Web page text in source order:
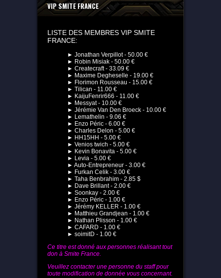
VIP SMITE FRANCE
LISTE DES MEMBRES VIP SMITE
FRANCE:
► Jonathan Verpillot - 50.00 €
► Robin Misiak - 50.00 €
► Createcraft - 33.09 €
► Maxime Degheselle - 19.00 €
► Florimon Rousseau - 15.00 €
► Tilican - 11.00 €
► KaijuFenrir666 - 11.00 €
► Messyat - 10.00 €
► Jérémie Van Den Broeck - 10.00 €
► Lemathelin - 9.06 €
► Enzo Péric - 6.00 €
► Charles Delon - 5.00 €
► HH15HH - 5.00 €
► Venios twich - 5.00 €
► Kevin Bonavita - 5.00 €
► Levia - 5.00 €
► Auto-Entrepreneur - 3.00 €
► Furkan Celik - 3.00 €
► Taha Benbrahim - 2.85 $
► Dave Brillant - 2.00 €
► Soonkay - 2.00 €
► Enzo Péric - 1.00 €
► Jérémy KELLER - 1.00 €
► Matthieu Grandjean - 1.00 €
► Nathan Plisson - 1.00 €
► CAFARD - 1.00 €
► soimitD - 1.00 €
Ce titre est donné aux personnes réalisant tout
don à Smite France.
Veuillez contacter une personne du staff pour
toute modification de donnée vous concernant.